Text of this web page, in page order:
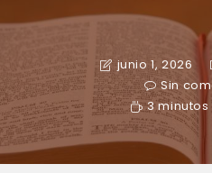
junio 1, 2026
Sin
3